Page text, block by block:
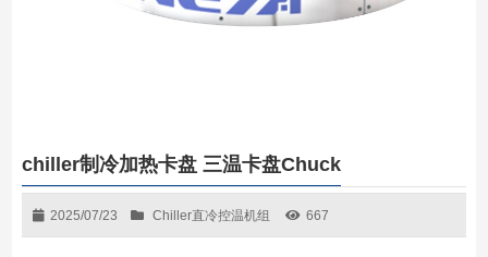
chiller制冷加热卡盘 三温卡盘Chuck
2025/07/23 Chiller直冷控温机组 667